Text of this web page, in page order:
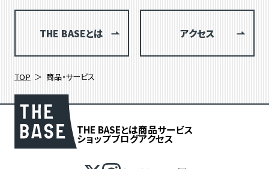
THE BASEとは アクセス
TOP 商品・サービス
THE BASEとは商品サービス
ショップブログアクセス